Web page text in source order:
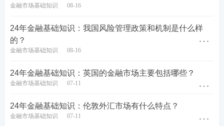
金融市场基础知识 08-16
24年金融基础知识：我国风险管理政策和机制是什么样
的？
金融市场基础知识 08-16
24年金融基础知识：英国的金融市场主要包括哪些？
金融市场基础知识 07-11
24年金融基础知识：伦敦外汇市场有什么特点？
金融市场基础知识 07-11